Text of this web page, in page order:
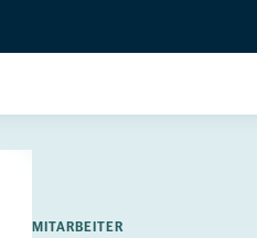
MITARBEITER